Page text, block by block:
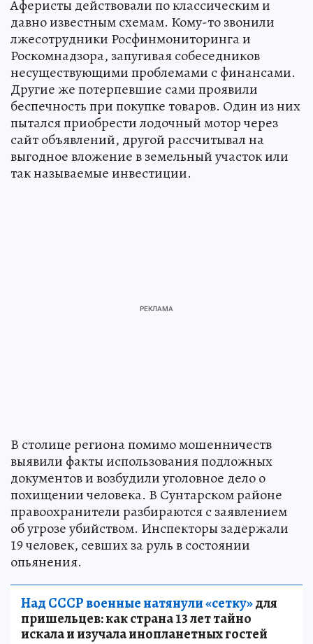
Аферисты действовали по классическим и
давно известным схемам. Кому-то звонили
лжесотрудники Росфинмониторинга и
Роскомнадзора, запугивая собеседников
несуществующими проблемами с финансами.
Другие же потерпевшие сами проявили
беспечность при покупке товаров. Один из них
пытался приобрести лодочный мотор через
сайт объявлений, другой рассчитывал на
выгодное вложение в земельный участок или
так называемые инвестиции.
В столице региона помимо мошенничеств
выявили факты использования подложных
документов и возбудили уголовное дело о
похищении человека. В Сунтарском районе
правоохранители разбираются с заявлением
об угрозе убийством. Инспекторы задержали
19 человек, севших за руль в состоянии
опьянения.
Над СССР военные натянули «сетку»для
пришельцев: как страна 13 лет тайно
искала и изучала инопланетных гостей